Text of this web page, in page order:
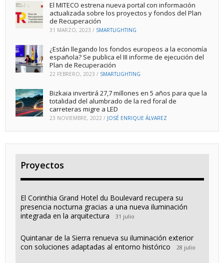
El MITECO estrena nueva portal con información
actualizada sobre los proyectos y fondos del Plan
de Recuperación
31 MARZO, 2023 / SMARTLIGHTING
¿Están llegando los fondos europeos a la economía
española? Se publica el III informe de ejecución del
Plan de Recuperación
22 FEBRERO, 2023 / SMARTLIGHTING
Bizkaia invertirá 27,7 millones en 5 años para que la
totalidad del alumbrado de la red foral de
carreteras migre a LED
23 NOVIEMBRE, 2022 / JOSÉ ENRIQUE ÁLVAREZ
Proyectos
El Corinthia Grand Hotel du Boulevard recupera su
presencia nocturna gracias a una nueva iluminación
integrada en la arquitectura
31 julio
Quintanar de la Sierra renueva su iluminación exterior
con soluciones adaptadas al entorno histórico
28 julio